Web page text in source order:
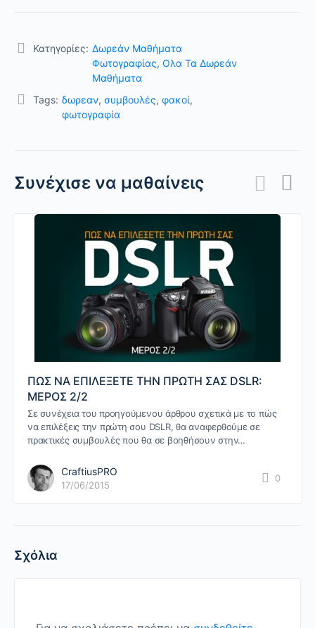
Κατηγορίες: Δωρεάν Μαθήματα
Φωτογραφίας, Ολα Τα Δωρεάν
Μαθήματα
Tags: δωρεαν, συμβουλές, φακοί,
φωτογραφία
Συνέχισε να μαθαίνεις
ΠΩΣ ΝΑ ΕΠΙΛΕΞΕΤΕ ΤΗΝ ΠΡΩΤΗ ΣΑΣ DSLR:
ΜΕΡΟΣ 2/2
Σε συνέχεια του προηγούμενου άρθρου σχετικά με το πώς
να επιλέξεις την πρώτη σου DSLR, θα αναφερθούμε σε
πρακτικές συμβουλές που θα σε βοηθήσουν στην…
CraftiusPRO
17/06/2015
0
Σχόλια